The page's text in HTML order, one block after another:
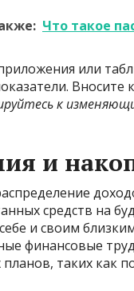
Что такое
или
Вносите
к
и
средств на
и своим
финансовые
таких как